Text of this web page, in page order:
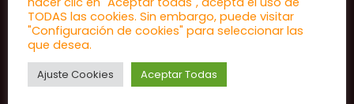
Where Did You
Go / Open Your
Eyes
★★★★★
DJ – Connected
Vol.1
★★★★
TODAS las cookies. Sin embargo, puede visitar
"Configuración de cookies" para seleccionar las
que desea.
Ajuste Cookies Aceptar Todas